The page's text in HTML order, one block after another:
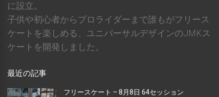
に設立。
子供や初心者からプロライダーまで誰もがフリース
ケートを楽しめる、ユニバーサルデザインのJMKス
ケートを開発しました。
最近の記事
フリースケート – 8月8日 64セッション